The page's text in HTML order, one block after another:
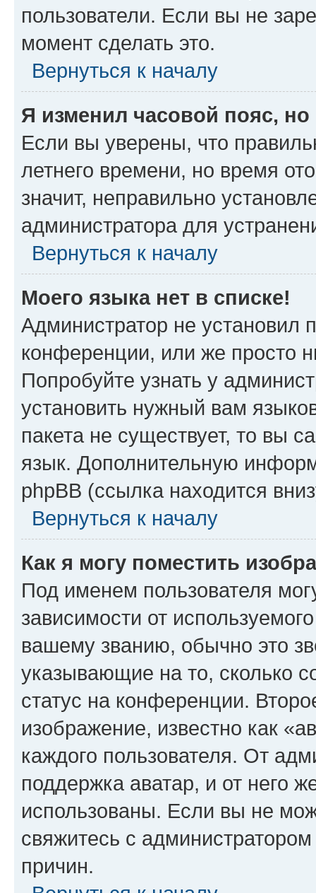
пользователи. Если вы не
момент сделать это.
Вернуться к началу
Я изменил часовой пояс,
Если вы уверены, что
летнего времени, но время
значит, неправильно
администратора для
Вернуться к началу
Моего языка нет в списке!
Администратор не установил
конференции, или же просто
Попробуйте узнать у
установить нужный вам
пакета не существует, то вы
язык. Дополнительную
phpBB (ссылка находится
Вернуться к началу
Как я могу поместить
Под именем пользователя
зависимости от
вашему званию, обычно это
указывающие на то, сколько
статус на конференции.
изображение, известно как
каждого пользователя. От
поддержка аватар, и от него
использованы. Если вы не
свяжитесь с
причин.